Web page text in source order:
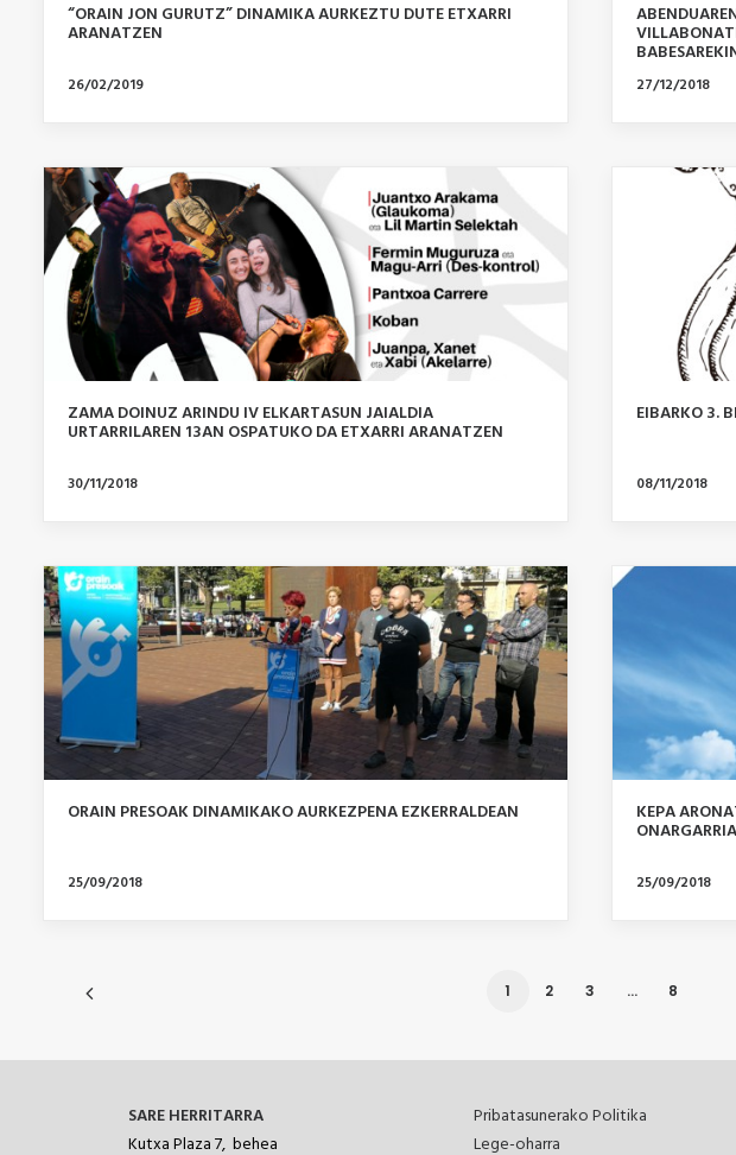
“ORAIN JON GURUTZ” DINAMIKA AURKEZTU DUTE ETXARRI
ARANATZEN
26/02/2019
VILLABONATIK
27/12/2018
ZAMA DOINUZ ARINDU IV ELKARTASUN JAIALDIA
URTARRILAREN 13AN OSPATUKO DA ETXARRI ARANATZEN
30/11/2018
EIBARKO 3.
08/11/2018
ORAIN PRESOAK DINAMIKAKO AURKEZPENA EZKERRALDEAN
25/09/2018
KEPA
ONARGARRIA
25/09/2018
1 2 3 … 8
SARE HERRITARRA
Kutxa Plaza 7, behea
Pribatasunerako Politika
Lege-oharra